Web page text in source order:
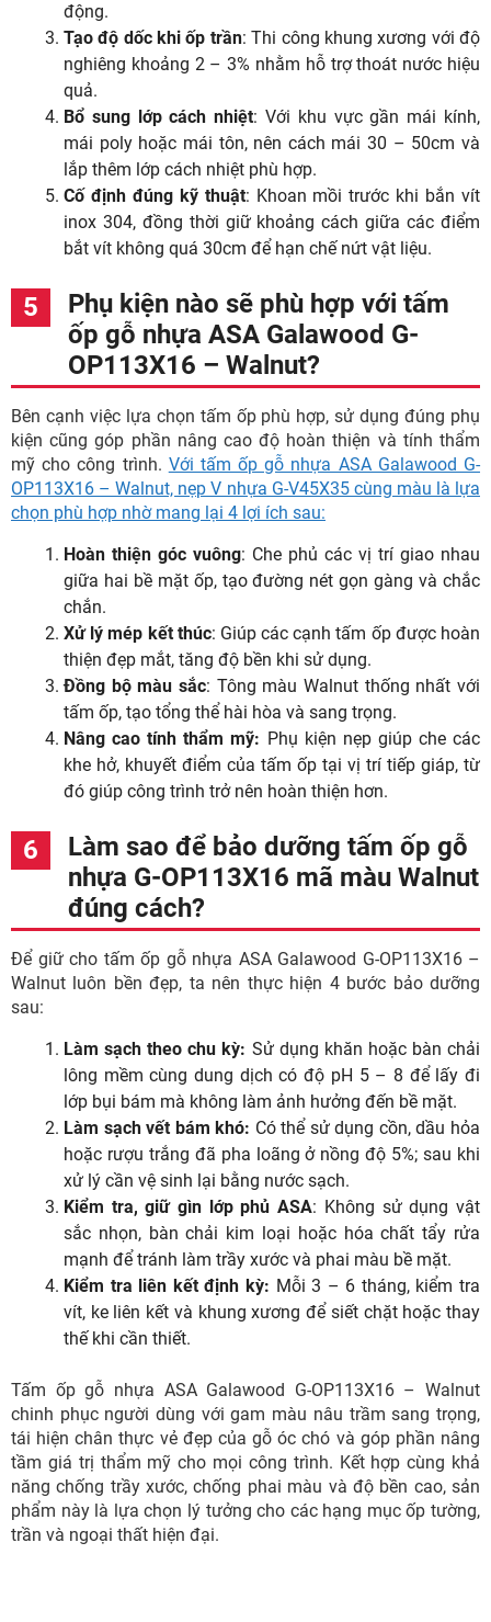
động.
Tạo độ dốc khi ốp trần: Thi công khung xương với độ
nghiêng khoảng 2 – 3% nhằm hỗ trợ thoát nước hiệu
quả.
Bổ sung lớp cách nhiệt: Với khu vực gần mái kính,
mái poly hoặc mái tôn, nên cách mái 30 – 50cm và
lắp thêm lớp cách nhiệt phù hợp.
Cố định đúng kỹ thuật: Khoan mồi trước khi bắn vít
inox 304, đồng thời giữ khoảng cách giữa các điểm
bắt vít không quá 30cm để hạn chế nứt vật liệu.
Phụ kiện nào sẽ phù hợp với tấm
ốp gỗ nhựa ASA Galawood G-
OP113X16 – Walnut?
Bên cạnh việc lựa chọn tấm ốp phù hợp, sử dụng đúng phụ
kiện cũng góp phần nâng cao độ hoàn thiện và tính thẩm
mỹ cho công trình. Với tấm ốp gỗ nhựa ASA Galawood G-
OP113X16 – Walnut, nẹp V nhựa G-V45X35 cùng màu là lựa
chọn phù hợp nhờ mang lại 4 lợi ích sau:
Hoàn thiện góc vuông: Che phủ các vị trí giao nhau
giữa hai bề mặt ốp, tạo đường nét gọn gàng và chắc
chắn.
Xử lý mép kết thúc: Giúp các cạnh tấm ốp được hoàn
thiện đẹp mắt, tăng độ bền khi sử dụng.
Đồng bộ màu sắc: Tông màu Walnut thống nhất với
tấm ốp, tạo tổng thể hài hòa và sang trọng.
Nâng cao tính thẩm mỹ: Phụ kiện nẹp giúp che các
khe hở, khuyết điểm của tấm ốp tại vị trí tiếp giáp, từ
đó giúp công trình trở nên hoàn thiện hơn.
Làm sao để bảo dưỡng tấm ốp gỗ
nhựa G-OP113X16 mã màu Walnut
đúng cách?
Để giữ cho tấm ốp gỗ nhựa ASA Galawood G-OP113X16 –
Walnut luôn bền đẹp, ta nên thực hiện 4 bước bảo dưỡng
sau:
Làm sạch theo chu kỳ: Sử dụng khăn hoặc bàn chải
lông mềm cùng dung dịch có độ pH 5 – 8 để lấy đi
lớp bụi bám mà không làm ảnh hưởng đến bề mặt.
Làm sạch vết bám khó: Có thể sử dụng cồn, dầu hỏa
hoặc rượu trắng đã pha loãng ở nồng độ 5%; sau khi
xử lý cần vệ sinh lại bằng nước sạch.
Kiểm tra, giữ gìn lớp phủ ASA: Không sử dụng vật
sắc nhọn, bàn chải kim loại hoặc hóa chất tẩy rửa
mạnh để tránh làm trầy xước và phai màu bề mặt.
Kiểm tra liên kết định kỳ: Mỗi 3 – 6 tháng, kiểm tra
vít, ke liên kết và khung xương để siết chặt hoặc thay
thế khi cần thiết.
Tấm ốp gỗ nhựa ASA Galawood G-OP113X16 – Walnut
chinh phục người dùng với gam màu nâu trầm sang trọng,
tái hiện chân thực vẻ đẹp của gỗ óc chó và góp phần nâng
tầm giá trị thẩm mỹ cho mọi công trình. Kết hợp cùng khả
năng chống trầy xước, chống phai màu và độ bền cao, sản
phẩm này là lựa chọn lý tưởng cho các hạng mục ốp tường,
trần và ngoại thất hiện đại.